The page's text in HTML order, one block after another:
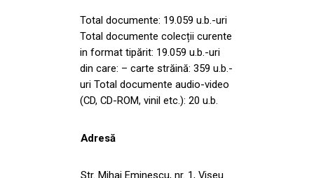
Total documente: 19.059 u.b.-uri
Total documente colecții curente
in format tipărit: 19.059 u.b.-uri
din care: – carte străină: 359 u.b.-
uri Total documente audio-video
(CD, CD-ROM, vinil etc.): 20 u.b.
Adresă
Str. Mihai Eminescu, nr. 1, Vișeu